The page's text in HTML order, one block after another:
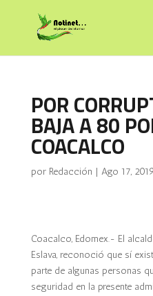
POR
BAJA A 80
COACALCO
por Redacción | Ago 17, 2019
Coacalco, Edomex.- El
Eslava, reconoció que sí
parte de algunas personas
seguridad en la presente